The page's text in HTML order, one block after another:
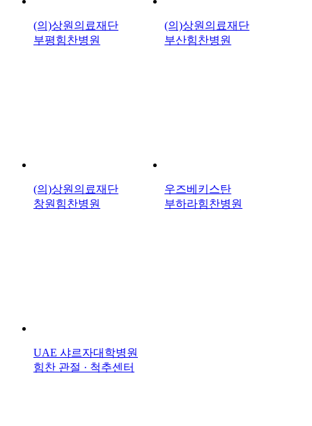
(의)상원의료재단
부평힘찬병원
(의)상원의료재단
부산힘찬병원
(의)상원의료재단
창원힘찬병원
우즈베키스탄
부하라힘찬병원
UAE 샤르자대학병원
힘찬 관절 · 척추센터